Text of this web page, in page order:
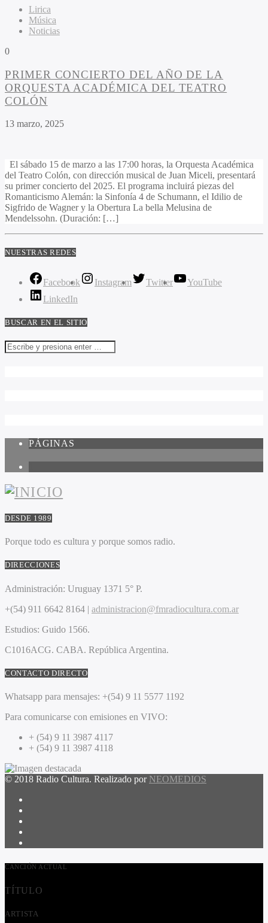
Lirica
Música
Noticias
0
PRIMER CONCIERTO DEL AÑO DE LA
ORQUESTA ACADÉMICA DEL TEATRO
COLÓN
13 marzo, 2025
El sábado 15 de marzo a las 17:00 horas, la Orquesta Académica
del Teatro Colón, con dirección musical de Juan Miceli, presentará
su primer concierto del 2025. El programa incluirá piezas del
Romanticismo Alemán: la Sinfonía 4 de Schumann, el Idilio de
Sigfrido de Wagner y la Obertura La bella Melusina de
Mendelssohn. (Duración: […]
NUESTRAS REDES
Facebook Instagram Twitter
YouTube
LinkedIn
BUSCAR EN EL SITIO
PÁGINAS
DESDE 1989
Porque todo es cultura y porque somos radio.
DIRECCIONES
Administración: Uruguay 1371 5° P.
+(54) 911 6642 8164 | administracion@fmradiocultura.com.ar
Estudios: Guido 1566.
C1016ACG. CABA. República Argentina.
CONTACTO DIRECTO
Whatsapp para mensajes: +(54) 9 11 5577 1192
Para comunicarse con emisiones en VIVO:
+ (54) 9 11 3987 4117
+ (54) 9 11 3987 4118
© 2018 Radio Cultura. Realizado por NEOMEDIOS
CANCIÓN ACTUAL
TÍTULO
ARTISTA